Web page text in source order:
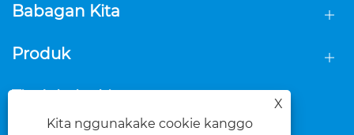
Babagan Kita
Produk
Tindakake kita
X
Kita nggunakake cookie kanggo